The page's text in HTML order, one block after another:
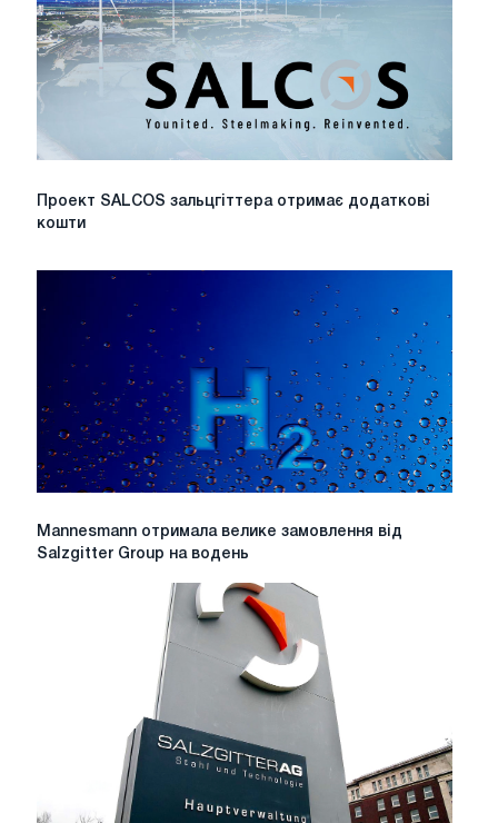
на
тлі
економічних
і
труднощів
Проект
кошти
Проект SALCOS зальцгіттера отримає додаткові
кошти
Mannesmann
отримала
Mannesmann отримала велике замовлення від
Salzgitter Group на водень